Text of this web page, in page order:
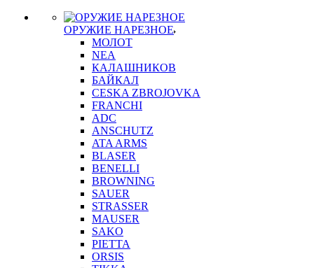
ОРУЖИЕ НАРЕЗНОЕ
МОЛОТ
NEA
КАЛАШНИКОВ
БАЙКАЛ
CESKA ZBROJOVKA
FRANCHI
ADC
ANSCHUTZ
ATA ARMS
BLASER
BENELLI
BROWNING
SAUER
STRASSER
MAUSER
SAKO
PIETTA
ORSIS